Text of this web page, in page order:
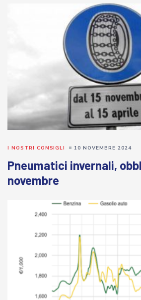
Pneumatici invernali,
novembre
I NOSTRI CONSIGLI 10 NOVEMBRE 2024